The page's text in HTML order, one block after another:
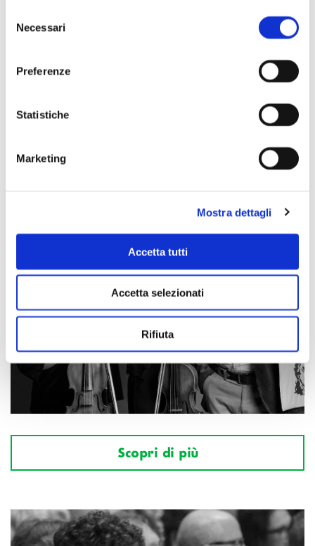
delNecessari
Preferenze
Statistiche
Marketing
Mostra dettagli
Accetta tutti
Accetta selezionati
Rifiuta
Scopri di più